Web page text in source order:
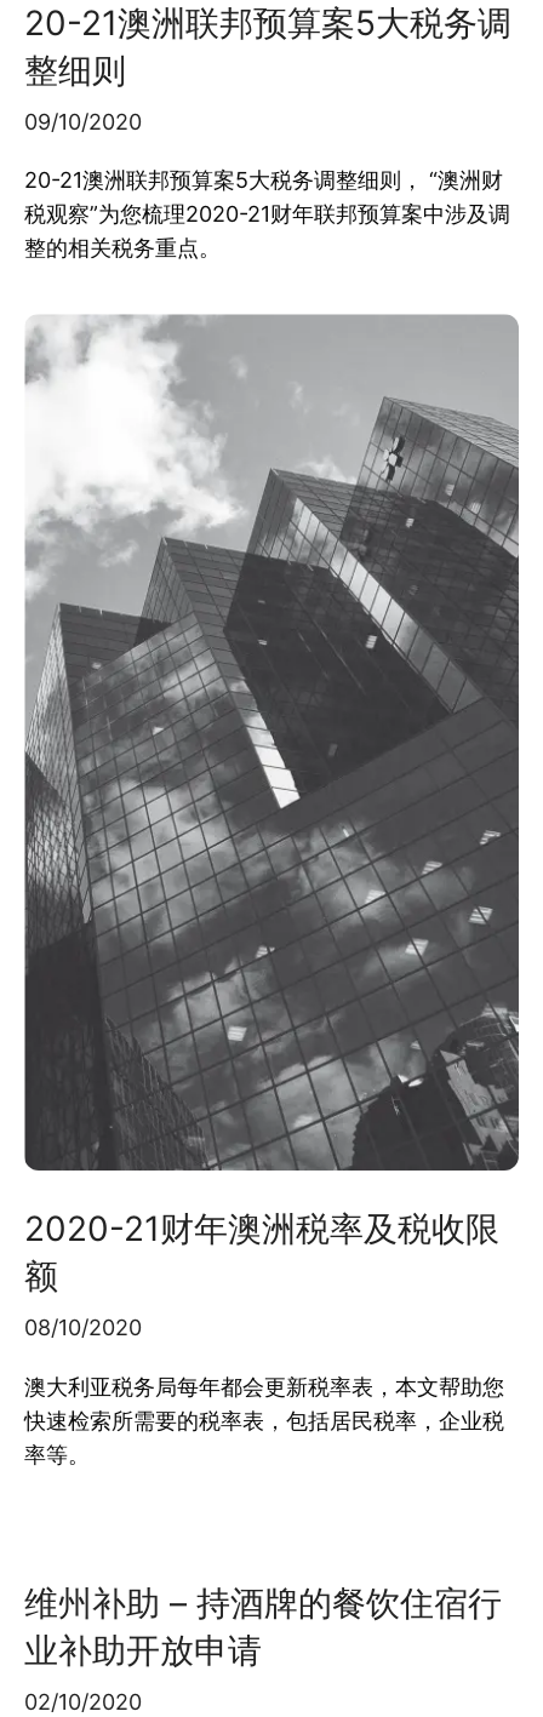
20-21澳洲联邦预算案5大税务调
整细则
09/10/2020
20-21澳洲联邦预算案5大税务调整细则， “澳洲财
税观察”为您梳理2020-21财年联邦预算案中涉及调
整的相关税务重点。
2020-21财年澳洲税率及税收限
额
08/10/2020
澳大利亚税务局每年都会更新税率表，本文帮助您
快速检索所需要的税率表，包括居民税率，企业税
率等。
维州补助 – 持酒牌的餐饮住宿行
业补助开放申请
02/10/2020